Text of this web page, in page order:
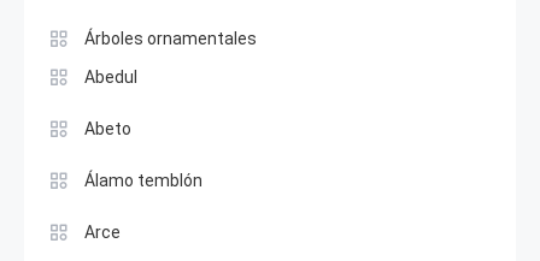
Árboles ornamentales
Abedul
Abeto
Álamo temblón
Arce